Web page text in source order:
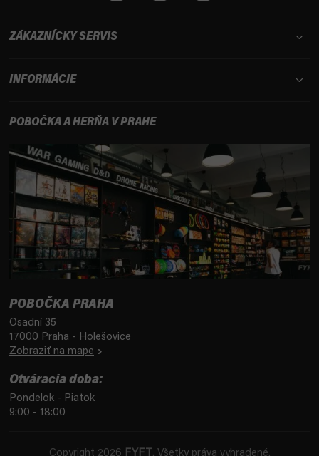
ZÁKAZNÍCKY SERVIS
INFORMÁCIE
POBOČKA A HERŇA V PRAHE
POBOČKA PRAHA
Osadní 35
17000 Praha - Holešovice
Zobraziť na mape
Otváracia doba:
Pondelok - Piatok
9:00 - 18:00
Copyright 2026 FYFT . Všetky práva vyhradené.